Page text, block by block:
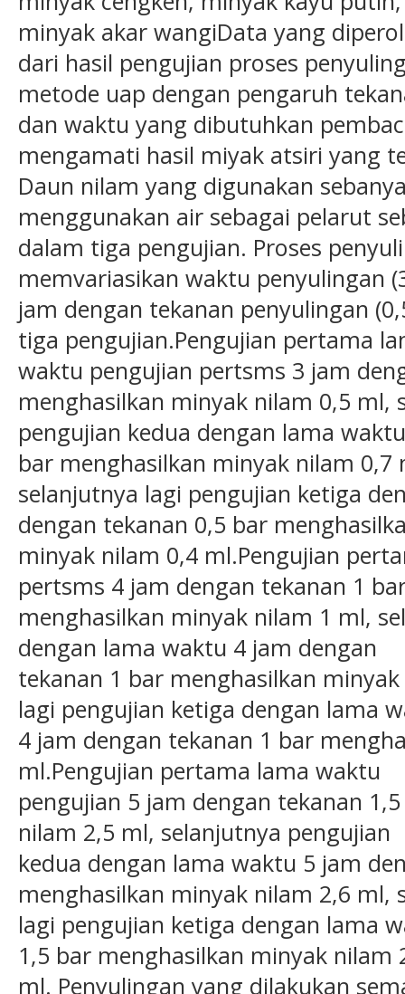
minyak akar wangiData yang
dari hasil pengujian proses
metode uap dengan pengaruh
dan waktu yang dibutuhkan
mengamati hasil miyak atsiri yang
Daun nilam yang digunakan
menggunakan air sebagai pelarut
dalam tiga pengujian. Proses
memvariasikan waktu penyulingan
jam dengan tekanan penyulingan
tiga pengujian.Pengujian pertama
waktu pengujian pertsms 3 jam
menghasilkan minyak nilam 0,5 ml,
pengujian kedua dengan lama
bar menghasilkan minyak nilam 0,7
selanjutnya lagi pengujian ketiga
dengan tekanan 0,5 bar
minyak nilam 0,4 ml.Pengujian
pertsms 4 jam dengan tekanan 1
menghasilkan minyak nilam 1 ml,
dengan lama waktu 4 jam dengan
tekanan 1 bar menghasilkan
lagi pengujian ketiga dengan lama
4 jam dengan tekanan 1 bar
ml.Pengujian pertama lama waktu
pengujian 5 jam dengan tekanan
nilam 2,5 ml, selanjutnya pengujian
kedua dengan lama waktu 5 jam
menghasilkan minyak nilam 2,6 ml,
lagi pengujian ketiga dengan lama
1,5 bar menghasilkan minyak nilam
ml. Penyulingan yang dilakukan